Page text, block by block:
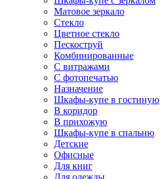
Матовое зеркало
Стекло
Цветное стекло
Пескоструй
Комбинированные
С витражами
С фотопечатью
Назначение
Шкафы-купе в гостиную
В коридор
В прихожую
Шкафы-купе в спальню
Детские
Офисные
Для книг
Для одежды